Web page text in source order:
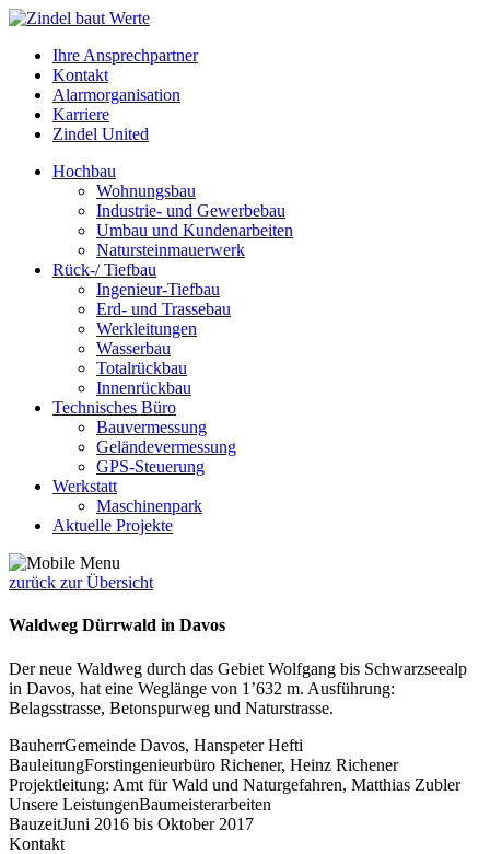
Ihre Ansprechpartner
Kontakt
Alarmorganisation
Karriere
Zindel United
Hochbau
Wohnungsbau
Industrie- und Gewerbebau
Umbau und Kundenarbeiten
Natursteinmauerwerk
Rück-/ Tiefbau
Ingenieur-Tiefbau
Erd- und Trassebau
Werkleitungen
Wasserbau
Totalrückbau
Innenrückbau
Technisches Büro
Bauvermessung
Geländevermessung
GPS-Steuerung
Werkstatt
Maschinenpark
Aktuelle Projekte
zurück zur Übersicht
Waldweg Dürrwald in Davos
Der neue Waldweg durch das Gebiet Wolfgang bis Schwarzseealp
in Davos, hat eine Weglänge von 1’632 m. Ausführung:
Belagsstrasse, Betonspurweg und Naturstrasse.
BauherrGemeinde Davos, Hanspeter Hefti
BauleitungForstingenieurbüro Richener, Heinz Richener
Projektleitung: Amt für Wald und Naturgefahren, Matthias Zubler
Unsere LeistungenBaumeisterarbeiten
BauzeitJuni 2016 bis Oktober 2017
Kontakt